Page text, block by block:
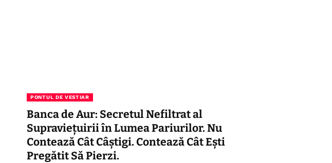
PONTUL DE VESTIAR
Banca de Aur: Secretul Nefiltrat al
Supraviețuirii în Lumea Pariurilor. Nu
Contează Cât Câștigi. Contează Cât Ești
Pregătit Să Pierzi.